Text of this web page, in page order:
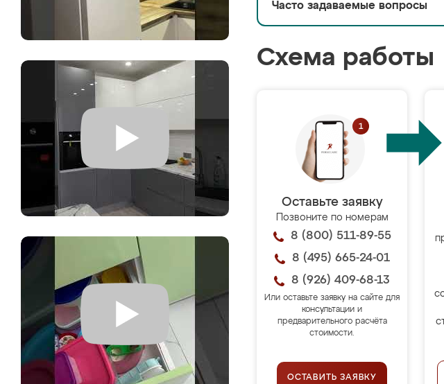
Часто задаваемые вопросы
Схема работы
Оставьте заявку
Позвоните по номерам
8 (800) 511-89-55
8 (495) 665-24-01
8 (926) 409-68-13
Или оставьте заявку на сайте для
консультации и
предварительного расчёта
стоимости.
ОСТАВИТЬ ЗАЯВКУ